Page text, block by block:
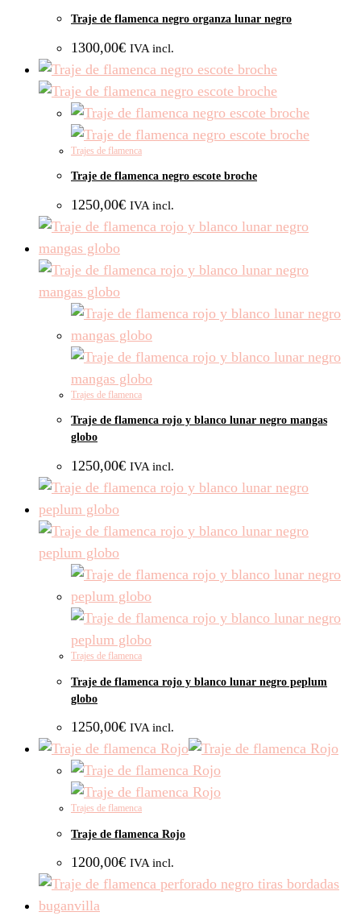
Traje de flamenca negro organza lunar negro
1300,00€ IVA incl.
Trajes de flamenca
Traje de flamenca negro escote broche
1250,00€ IVA incl.
Trajes de flamenca
Traje de flamenca rojo y blanco lunar negro mangas
globo
1250,00€ IVA incl.
Trajes de flamenca
Traje de flamenca rojo y blanco lunar negro peplum
globo
1250,00€ IVA incl.
Trajes de flamenca
Traje de flamenca Rojo
1200,00€ IVA incl.